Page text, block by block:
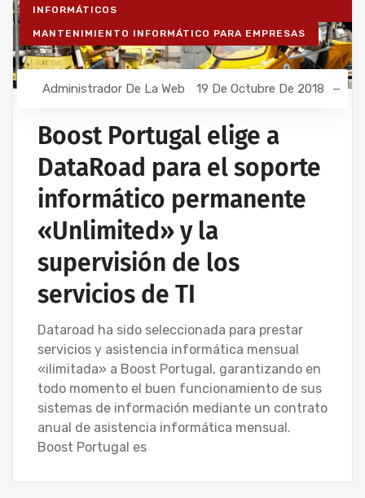
INFORMÁTICOS
MANTENIMIENTO INFORMÁTICO PARA EMPRESAS
Administrador De La Web 19 De Octubre De 2018
Boost Portugal elige a
DataRoad para el soporte
informático permanente
«Unlimited» y la
supervisión de los
servicios de TI
Dataroad ha sido seleccionada para prestar
servicios y asistencia informática mensual
«ilimitada» a Boost Portugal, garantizando en
todo momento el buen funcionamiento de sus
sistemas de información mediante un contrato
anual de asistencia informática mensual.
Boost Portugal es